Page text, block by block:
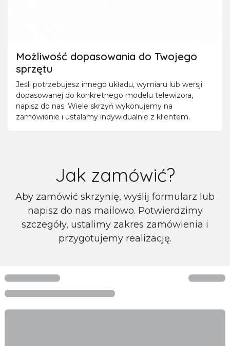
Możliwość dopasowania do Twojego
sprzętu
Jeśli potrzebujesz innego układu, wymiaru lub wersji
dopasowanej do konkretnego modelu telewizora,
napisz do nas. Wiele skrzyń wykonujemy na
zamówienie i ustalamy indywidualnie z klientem.
Jak zamówić?
Aby zamówić skrzynię, wyślij formularz lub
napisz do nas mailowo. Potwierdzimy
szczegóły, ustalimy zakres zamówienia i
przygotujemy realizację.